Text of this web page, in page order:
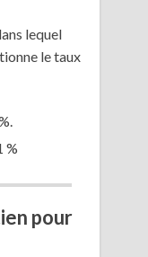
lequel
le taux
%
pour